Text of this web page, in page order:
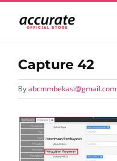
content
Capture 42
Byabcmmbekasi@gmail.com